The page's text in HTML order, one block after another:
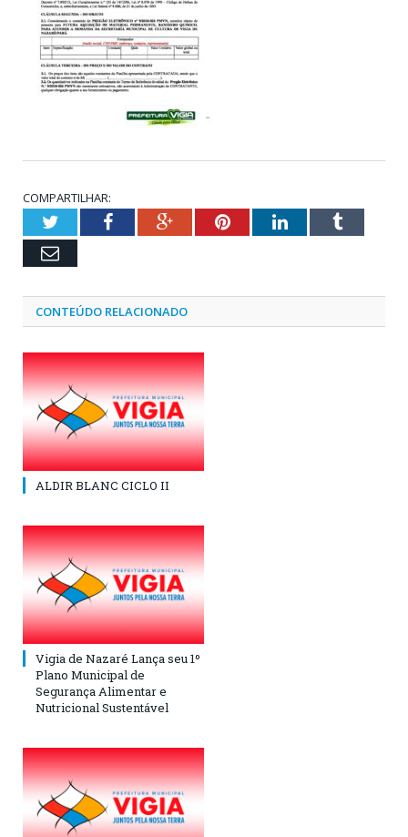
COMPARTILHAR:
TwitterFacebookGoogle+PinterestLinkedInTumblr
Email
CONTEÚDO RELACIONADO
ALDIR BLANC CICLO II
Vigia de Nazaré Lança seu 1º
Plano Municipal de
Segurança Alimentar e
Nutricional Sustentável